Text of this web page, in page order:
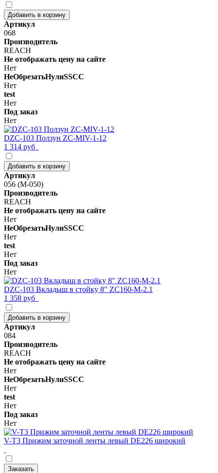
Добавить в корзину
Артикул
068
Производитель
REACH
Не отображать цену на сайте
Нет
НеОбрезатьНулиSSCC
Нет
test
Нет
Под заказ
Нет
DZC-103 Ползун ZC-MIV-1-12
1 314 руб
Добавить в корзину
Артикул
056 (M-050)
Производитель
REACH
Не отображать цену на сайте
Нет
НеОбрезатьНулиSSCC
Нет
test
Нет
Под заказ
Нет
DZC-103 Вкладыш в стойку 8" ZC160-M-2.1
1 358 руб
Добавить в корзину
Артикул
084
Производитель
REACH
Не отображать цену на сайте
Нет
НеОбрезатьНулиSSCC
Нет
test
Нет
Под заказ
Нет
V-T3 Прижим заточной ленты левый DE226 широкий
Заказать